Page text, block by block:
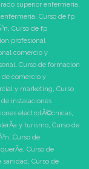
superior enfermeria,
, Curso de fp
, Curso de fp
profesional
comercio y
, Curso de formacion
de comercio y
y marketing, Curso
de instalaciones
electrotÃ©cnicas,
y turismo, Curso de
, Curso de
, Curso de
sanidad, Curso de